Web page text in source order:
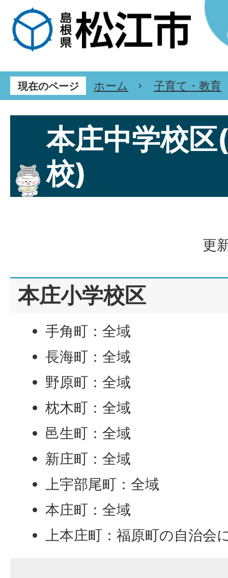
現在のページ ホーム 子育て・教育
本庄中学校
校)
更
本庄小学校区
手角町：全域
長海町：全域
野原町：全域
枕木町：全域
邑生町：全域
新庄町：全域
上宇部尾町：全域
本庄町：全域
上本庄町：福原町の自治会